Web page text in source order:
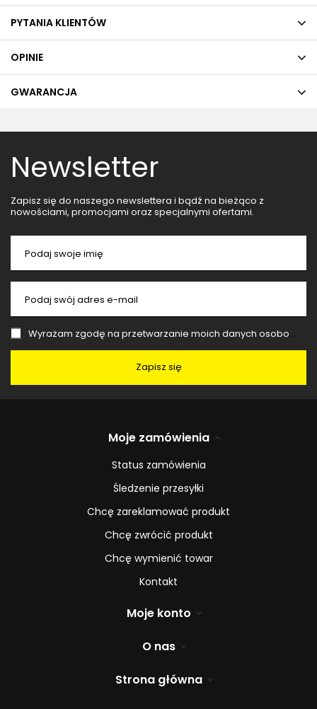
PYTANIA KLIENTÓW
OPINIE
GWARANCJA
Newsletter
Zapisz się do naszego newslettera i bądź na bieżąco z
nowościami, promocjami oraz specjalnymi ofertami.
Podaj swoje imię
Podaj swój adres e-mail
Wyrażam zgodę na przetwarzanie moich danych osobowych (adres e-mail) na potrzeby wysyłki newslettera z informacją handlową (marketing). Więcej w
Zapisz się
Moje zamówienia
Status zamówienia
Śledzenie przesyłki
Chcę zareklamować produkt
Chcę zwrócić produkt
Chcę wymienić towar
Kontakt
Moje konto
O nas
Strona główna